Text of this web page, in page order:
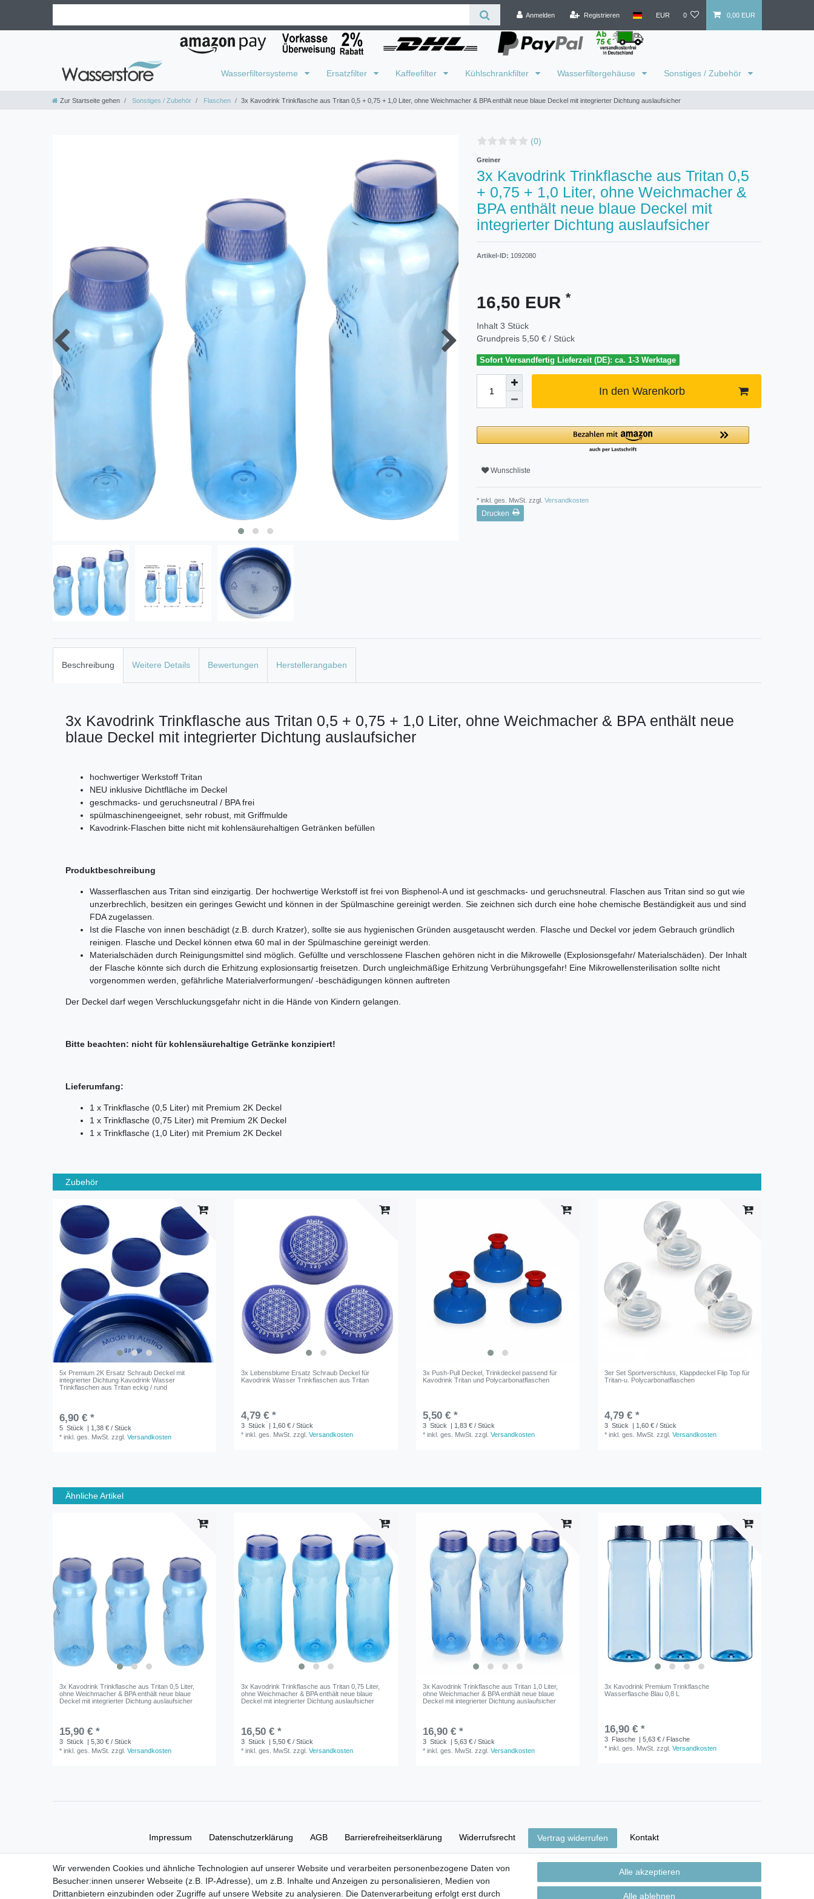
Anmelden Registrieren EUR 0 0,00 EUR
Wasserfiltersysteme Ersatzfilter Kaffeefilter Kühlschrankfilter Wasserfiltergehäuse Sonstiges / Zubehör
Zur Startseite gehen Sonstiges / Zubehör Flaschen 3x Kavodrink Trinkflasche aus Tritan 0,5 + 0,75 + 1,0 Liter, ohne Weichmacher & BPA enthält neue blaue Deckel mit integrierter Dichtung auslaufsicher
(0)
Greiner
3x Kavodrink Trinkflasche aus Tritan 0,5
+ 0,75 + 1,0 Liter, ohne Weichmacher &
BPA enthält neue blaue Deckel mit
integrierter Dichtung auslaufsicher
Artikel-ID: 1092080
16,50 EUR *
Inhalt 3 Stück
Grundpreis 5,50 € / Stück
Sofort Versandfertig Lieferzeit (DE): ca. 1-3 Werktage
In den Warenkorb
Wunschliste
* inkl. ges. MwSt. zzgl. Versandkosten
Drucken
Beschreibung Weitere Details Bewertungen Herstellerangaben
3x Kavodrink Trinkflasche aus Tritan 0,5 + 0,75 + 1,0 Liter, ohne Weichmacher & BPA enthält neue
blaue Deckel mit integrierter Dichtung auslaufsicher
hochwertiger Werkstoff Tritan
NEU inklusive Dichtfläche im Deckel
geschmacks- und geruchsneutral / BPA frei
spülmaschinengeeignet, sehr robust, mit Griffmulde
Kavodrink-Flaschen bitte nicht mit kohlensäurehaltigen Getränken befüllen
Produktbeschreibung
Wasserflaschen aus Tritan sind einzigartig. Der hochwertige Werkstoff ist frei von Bisphenol-A und ist geschmacks- und geruchsneutral. Flaschen aus Tritan sind so gut wie
unzerbrechlich, besitzen ein geringes Gewicht und können in der Spülmaschine gereinigt werden. Sie zeichnen sich durch eine hohe chemische Beständigkeit aus und sind
FDA zugelassen.
Ist die Flasche von innen beschädigt (z.B. durch Kratzer), sollte sie aus hygienischen Gründen ausgetauscht werden. Flasche und Deckel vor jedem Gebrauch gründlich
reinigen. Flasche und Deckel können etwa 60 mal in der Spülmaschine gereinigt werden.
Materialschäden durch Reinigungsmittel sind möglich. Gefüllte und verschlossene Flaschen gehören nicht in die Mikrowelle (Explosionsgefahr/ Materialschäden). Der Inhalt
der Flasche könnte sich durch die Erhitzung explosionsartig freisetzen. Durch ungleichmäßige Erhitzung Verbrühungsgefahr! Eine Mikrowellensterilisation sollte nicht
vorgenommen werden, gefährliche Materialverformungen/ -beschädigungen können auftreten
Der Deckel darf wegen Verschluckungsgefahr nicht in die Hände von Kindern gelangen.
Bitte beachten: nicht für kohlensäurehaltige Getränke konzipiert!
Lieferumfang:
1 x Trinkflasche (0,5 Liter) mit Premium 2K Deckel
1 x Trinkflasche (0,75 Liter) mit Premium 2K Deckel
1 x Trinkflasche (1,0 Liter) mit Premium 2K Deckel
Zubehör
5x Premium 2K Ersatz Schraub Deckel mit
integrierter Dichtung Kavodrink Wasser
Trinkflaschen aus Tritan eckig / rund
6,90 € *
5 Stück
| 1,38 € / Stück
*inkl. ges. MwSt. zzgl.Versandkosten
3x Lebensblume Ersatz Schraub Deckel für
Kavodrink Wasser Trinkflaschen aus Tritan
4,79 € *
3 Stück
| 1,60 € / Stück
*inkl. ges. MwSt. zzgl.Versandkosten
3x Push-Pull Deckel, Trinkdeckel passend für
Kavodrink Tritan und Polycarbonatflaschen
5,50 € *
3 Stück
| 1,83 € / Stück
*inkl. ges. MwSt. zzgl.Versandkosten
3er Set Sportverschluss, Klappdeckel Flip Top für
Tritan-u. Polycarbonatflaschen
4,79 € *
3 Stück
| 1,60 € / Stück
*inkl. ges. MwSt. zzgl.Versandkosten
Ähnliche Artikel
3x Kavodrink Trinkflasche aus Tritan 0,5 Liter,
ohne Weichmacher & BPA enthält neue blaue
Deckel mit integrierter Dichtung auslaufsicher
15,90 € *
3 Stück
| 5,30 € / Stück
*inkl. ges. MwSt. zzgl.Versandkosten
3x Kavodrink Trinkflasche aus Tritan 0,75 Liter,
ohne Weichmacher & BPA enthält neue blaue
Deckel mit integrierter Dichtung auslaufsicher
16,50 € *
3 Stück
| 5,50 € / Stück
*inkl. ges. MwSt. zzgl.Versandkosten
3x Kavodrink Trinkflasche aus Tritan 1,0 Liter,
ohne Weichmacher & BPA enthält neue blaue
Deckel mit integrierter Dichtung auslaufsicher
16,90 € *
3 Stück
| 5,63 € / Stück
*inkl. ges. MwSt. zzgl.Versandkosten
3x Kavodrink Premium Trinkflasche
Wasserflasche Blau 0,8 L
16,90 € *
3 Flasche
| 5,63 € / Flasche
*inkl. ges. MwSt. zzgl.Versandkosten
Impressum Daten­schutz­erklärung AGB Barrierefreiheitserklärung Widerrufs­recht Vertrag widerrufen Kontakt
Versand- & Zahlungsbedingungen
Wir verwenden Cookies und ähnliche Technologien auf unserer Website und verarbeiten personenbezogene Daten von
Besucher:innen unserer Webseite (z.B. IP-Adresse), um z.B. Inhalte und Anzeigen zu personalisieren, Medien von
Drittanbietern einzubinden oder Zugriffe auf unsere Website zu analysieren. Die Datenverarbeitung erfolgt erst durch
Alle akzeptieren
Alle ablehnen